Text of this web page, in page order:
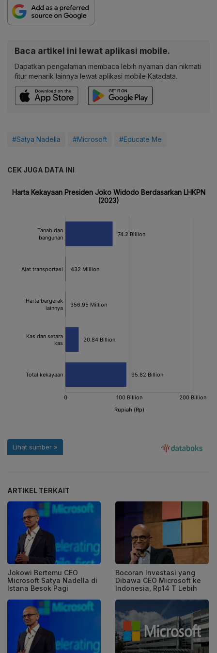
Baca artikel ini lewat aplikasi mobile.
Dapatkan pengalaman membaca lebih nyaman dan nikmati
fitur menarik lainnya lewat aplikasi mobile Katadata.
#Satya Nadella #Microsoft #Educate Me
CEK JUGA DATA INI
ARTIKEL TERKAIT
Jokowi Bertemu CEO
Microsoft Satya Nadella di
Istana Besok Pagi
Bocoran Investasi yang
Dibawa CEO Microsoft ke
Indonesia, Rp14 T Lebih